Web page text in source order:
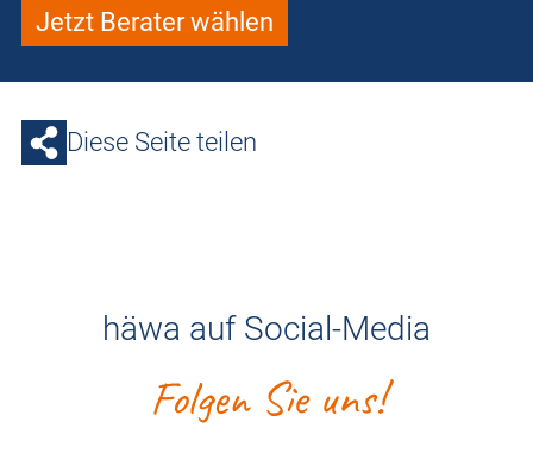
Jetzt Berater wählen
Diese Seite teilen
häwa auf Social-Media
Folgen Sie uns!